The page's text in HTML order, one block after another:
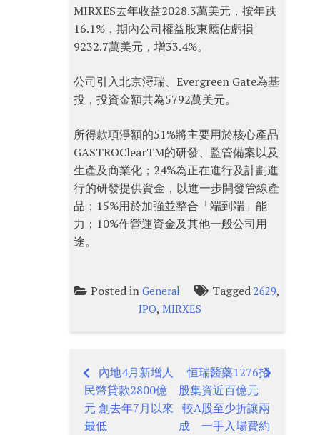
MIRXES去年收益2028.3萬美元，按年跌
16.1%，期內公司權益股東應佔虧損
9232.7萬美元，增33.4%。
公司引入北京潯瑞、Evergreen Gate為基
投，投資金額共為5792萬美元。
所得款項淨額的51%將主要用於核心產品
GASTROClearTM的研發、監管備案以及
生產及商業化；24%為正在進行及計劃進
行的研發提供資金，以進一步開發管線產
品；15%用於加強並整合「端到端」能
力；10%作營運資金及其他一般公司用
途。
Posted inGeneral Tagged2629,
IPO,MIRXES
Post
navigation
內地4月新增人
民幣貸款2800億
元 創去年7月以來
最低
恒瑞醫藥1276招
股集資近百億元
較A股至少折讓兩
成 一手入場費約